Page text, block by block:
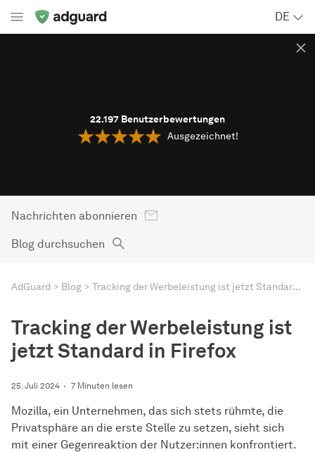
DE
22.197 Benutzerbewertungen
Ausgezeichnet!
Nachrichten abonnieren
Blog durchsuchen
AdGuard Blog Tracking der Werbeleistung ist jetzt Standard in Firefox
Tracking der Werbeleistung ist
jetzt Standard in Firefox
25. Juli 2024 7 Minuten lesen
Mozilla, ein Unternehmen, das sich stets rühmte, die
Privatsphäre an die erste Stelle zu setzen, sieht sich
mit einer Gegenreaktion der Nutzer:innen konfrontiert.